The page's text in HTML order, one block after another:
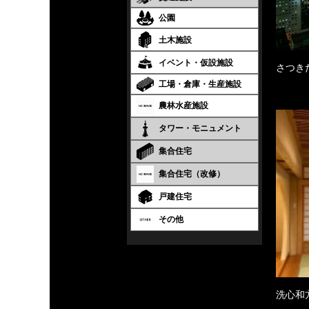
公園
土木施設
イベント・仮設施設
工場・倉庫・生産施設
農林水産施設
タワー・モニュメント
集合住宅
集合住宅（改修）
戸建住宅
その他
さつき
洗心和